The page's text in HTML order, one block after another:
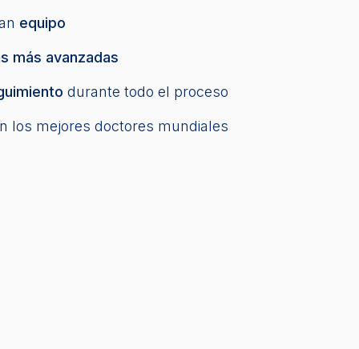
equipo
más avanzadas
durante todo el proceso
los mejores doctores mundiales